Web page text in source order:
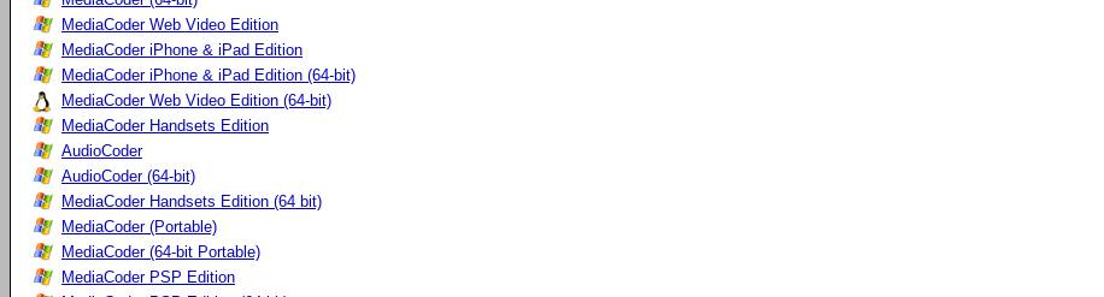
MediaCoder Web Video Edition
MediaCoder iPhone & iPad Edition
MediaCoder iPhone & iPad Edition (64-bit)
MediaCoder Web Video Edition (64-bit)
MediaCoder Handsets Edition
AudioCoder
AudioCoder (64-bit)
MediaCoder Handsets Edition (64 bit)
MediaCoder (Portable)
MediaCoder (64-bit Portable)
MediaCoder PSP Edition